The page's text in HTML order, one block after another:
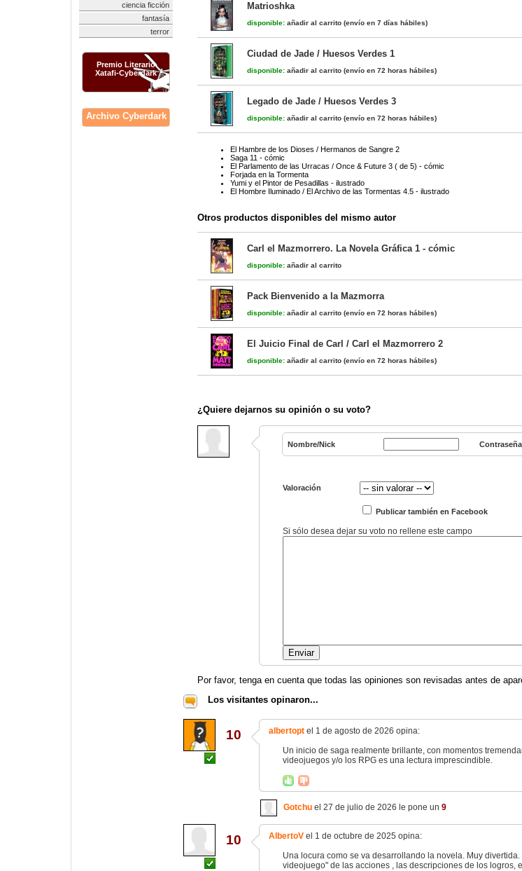
ciencia ficción
fantasía
terror
Premio Literario
Xatafi-Cyberdark
Archivo Cyberdark
Matrioshka
disponible: añadir al carrito (envío en 7 días hábiles)
Ciudad de Jade / Huesos Verdes 1
disponible: añadir al carrito (envío en 72 horas hábiles)
Legado de Jade / Huesos Verdes 3
disponible: añadir al carrito (envío en 72 horas hábiles)
El Hambre de los Dioses / Hermanos de Sangre 2
Saga 11 - cómic
El Parlamento de las Urracas / Once & Future 3 ( de 5) - cómic
Forjada en la Tormenta
Yumi y el Pintor de Pesadillas - ilustrado
El Hombre Iluminado / El Archivo de las Tormentas 4.5 - ilustrado
Otros productos disponibles del mismo autor
Carl el Mazmorrero. La Novela Gráfica 1 - cómic
disponible: añadir al carrito
Pack Bienvenido a la Mazmorra
disponible: añadir al carrito (envío en 72 horas hábiles)
El Juicio Final de Carl / Carl el Mazmorrero 2
disponible: añadir al carrito (envío en 72 horas hábiles)
¿Quiere dejarnos su opinión o su voto?
Nombre/Nick Contraseña
Valoración
Publicar también en Facebook
Si sólo desea dejar su voto no rellene este campo
Por favor, tenga en cuenta que todas las opiniones son revisadas antes de
Los visitantes opinaron...
10 albertopt el 1 de agosto de 2026 opina:
Un inicio de saga realmente brillante, con momentos
videojuegos y/o los RPG es una lectura imprescindible.
Gotchu el 27 de julio de 2026 le pone un 9
10 AlbertoV el 1 de octubre de 2025 opina:
Una locura como se va desarrollando la novela. Muy
videojuego" de las acciones , las descripciones de los logros,